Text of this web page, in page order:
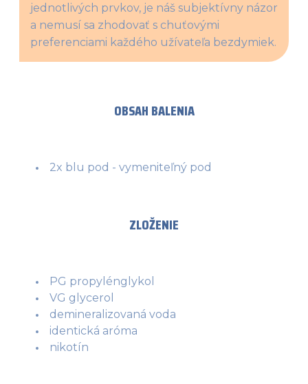
jednotlivých prvkov, je náš subjektívny názor
a nemusí sa zhodovať s chuťovými
preferenciami každého užívateľa bezdymiek.
OBSAH BALENIA
2x blu pod - vymeniteľný pod
ZLOŽENIE
PG propylénglykol
VG glycerol
demineralizovaná voda
identická aróma
nikotín